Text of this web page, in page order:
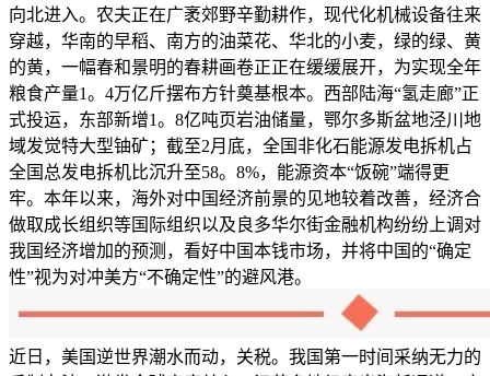
向北进入。农夫正在广袤郊野辛勤耕作，现代化机械设备往来
穿越，华南的早稻、南方的油菜花、华北的小麦，绿的绿、黄
的黄，一幅春和景明的春耕画卷正正在缓缓展开，为实现全年
粮食产量1。4万亿斤摆布方针奠基根本。西部陆海“氢走廊”正
式投运，东部新增1。8亿吨页岩油储量，鄂尔多斯盆地泾川地
域发觉特大型铀矿；截至2月底，全国非化石能源发电拆机占
全国总发电拆机比沉升至58。8%，能源资本“饭碗”端得更
牢。本年以来，海外对中国经济前景的见地较着改善，经济合
做取成长组织等国际组织以及良多华尔街金融机构纷纷上调对
我国经济增加的预测，看好中国本钱市场，并将中国的“确定
性”视为对冲美方“不确定性”的避风港。
近日，美国逆世界潮水而动，关税。我国第一时间采纳无力的